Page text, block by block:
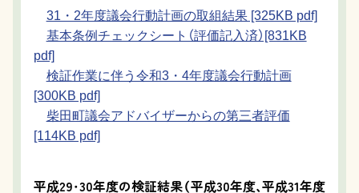
31・2年度議会行動計画の取組結果 [325KB pdf]
基本条例チェックシート（評価記入済）[831KB
pdf]
検証作業に伴う令和3・4年度議会行動計画
[300KB pdf]
柴田町議会アドバイザーからの第三者評価
[114KB pdf]
平成29・30年度の検証結果（平成30年度、平成31年度